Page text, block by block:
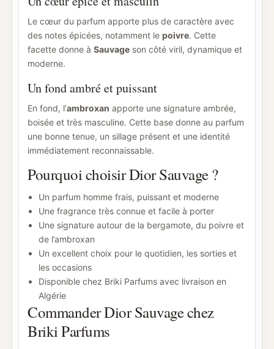
Le cœur du parfum apporte plus de caractère avec
des notes épicées, notamment le poivre. Cette
facette donne à Sauvage son côté viril, dynamique et
moderne.
Un fond ambré et puissant
En fond, l’ambroxan apporte une signature ambrée,
boisée et très masculine. Cette base donne au parfum
une bonne tenue, un sillage présent et une identité
immédiatement reconnaissable.
Pourquoi choisir Dior Sauvage ?
Un parfum homme frais, puissant et moderne
Une fragrance très connue et facile à porter
Une signature autour de la bergamote, du poivre et
de l’ambroxan
Un excellent choix pour le quotidien, les sorties et
les occasions
Disponible chez Briki Parfums avec livraison en
Algérie
Commander Dior Sauvage chez
Briki Parfums